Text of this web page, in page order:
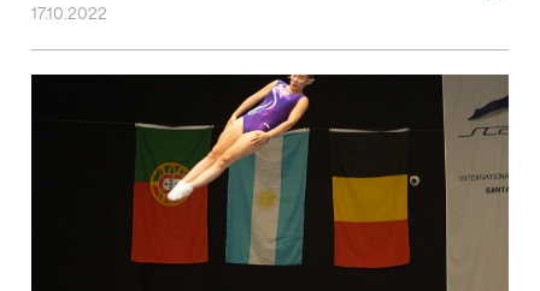
17.10.2022
Zweimal Bronze für die Schweizerinnen